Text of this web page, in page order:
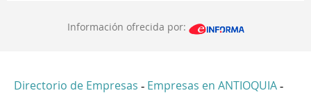
Información ofrecida por:
Directorio de Empresas - Empresas en ANTIOQUIA -